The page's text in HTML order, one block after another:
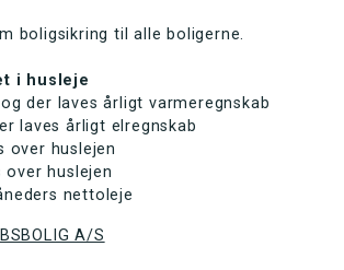
boligsikring til alle boligerne.
i husleje
der laves årligt varmeregnskab
laves årligt elregnskab
over huslejen
over huslejen
nettoleje
A/S